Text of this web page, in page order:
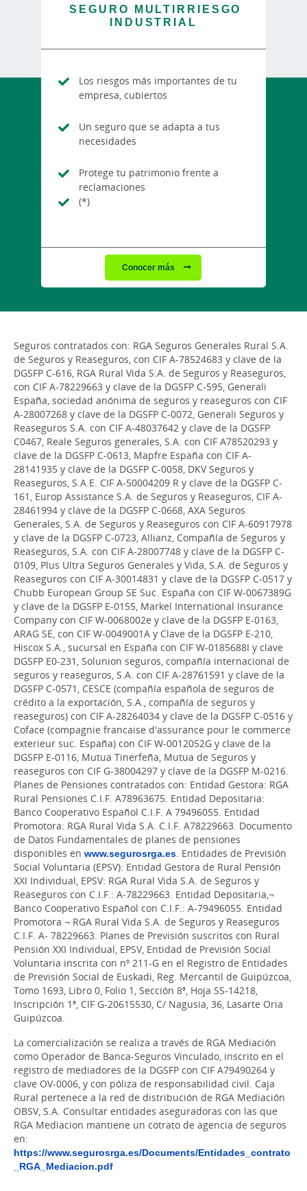
SEGURO MULTIRRIESGO
INDUSTRIAL
Los riesgos más importantes de tu
empresa, cubiertos
Un seguro que se adapta a tus
necesidades
Protege tu patrimonio frente a
reclamaciones
(*)
Conocer más
Seguros contratados con: RGA Seguros Generales Rural S.A.
de Seguros y Reaseguros, con CIF A-78524683 y clave de la
DGSFP C-616, RGA Rural Vida S.A. de Seguros y Reaseguros,
con CIF A-78229663 y clave de la DGSFP C-595, Generali
España, sociedad anónima de seguros y reaseguros con CIF
A-28007268 y clave de la DGSFP C-0072, Generali Seguros y
Reaseguros S.A. con CIF A-48037642 y clave de la DGSFP
C0467, Reale Seguros generales, S.A. con CIF A78520293 y
clave de la DGSFP C-0613, Mapfre España con CIF A-
28141935 y clave de la DGSFP C-0058, DKV Seguros y
Reaseguros, S.A.E. CIF A-50004209 R y clave de la DGSFP C-
161, Europ Assistance S.A. de Seguros y Reaseguros, CIF A-
28461994 y clave de la DGSFP C-0668, AXA Seguros
Generales, S.A. de Seguros y Reaseguros con CIF A-60917978
y clave de la DGSFP C-0723, Allianz, Compañía de Seguros y
Reaseguros, S.A. con CIF A-28007748 y clave de la DGSFP C-
0109, Plus Ultra Seguros Generales y Vida, S.A. de Seguros y
Reaseguros con CIF A-30014831 y clave de la DGSFP C-0517 y
Chubb European Group SE Suc. España con CIF W-0067389G
y clave de la DGSFP E-0155, Markel International Insurance
Company con CIF W-0068002e y clave de la DGSFP E-0163,
ARAG SE, con CIF W-0049001A y Clave de la DGSFP E-210,
Hiscox S.A., sucursal en España con CIF W-0185688I y clave
DGSFP E0-231, Solunion seguros, compañía internacional de
seguros y reaseguros, S.A. con CIF A-28761591 y clave de la
DGSFP C-0571, CESCE (compañía española de seguros de
crédito a la exportación, S.A., compañía de seguros y
reaseguros) con CIF A-28264034 y clave de la DGSFP C-0516 y
Coface (compagnie francaise d'assurance pour le commerce
exterieur suc. España) con CIF W-0012052G y clave de la
DGSFP E-0116, Mutua Tinerfeña, Mutua de Seguros y
reaseguros con CIF G-38004297 y clave de la DGSFP M-0216.
Planes de Pensiones contratados con: Entidad Gestora: RGA
Rural Pensiones C.I.F. A78963675. Entidad Depositaria:
Banco Cooperativo Español C.I.F. A 79496055. Entidad
Promotora: RGA Rural Vida S.A. C.I.F. A78229663. Documento
de Datos Fundamentales de planes de pensiones
disponibles en www.segurosrga.es. Entidades de Previsión
Social Voluntaria (EPSV): Entidad Gestora de Rural Pensión
XXI Individual, EPSV: RGA Rural Vida S.A. de Seguros y
Reaseguros con C.I.F.: A-78229663. Entidad Depositaria,¬
Banco Cooperativo Español con C.I.F.: A-79496055. Entidad
Promotora ¬ RGA Rural Vida S.A. de Seguros y Reaseguros
C.I.F. A- 78229663. Planes de Previsión suscritos con Rural
Pensión XXI Individual, EPSV, Entidad de Previsión Social
Voluntaria inscrita con nº 211-G en el Registro de Entidades
de Previsión Social de Euskadi, Reg. Mercantil de Guipúzcoa,
Tomo 1693, Libro 0, Folio 1, Sección 8ª, Hoja SS-14218,
Inscripción 1ª, CIF G-20615530, C/ Nagusia, 36, Lasarte Oria
Guipúzcoa.
La comercialización se realiza a través de RGA Mediación
como Operador de Banca-Seguros Vinculado, inscrito en el
registro de mediadores de la DGSFP con CIF A79490264 y
clave OV-0006, y con póliza de responsabilidad civil. Caja
Rural pertenece a la red de distribución de RGA Mediación
OBSV, S.A. Consultar entidades aseguradoras con las que
RGA Mediacion mantiene un cotrato de agencia de seguros
en:
https://www.segurosrga.es/Documents/Entidades_contrato
_RGA_Mediacion.pdf